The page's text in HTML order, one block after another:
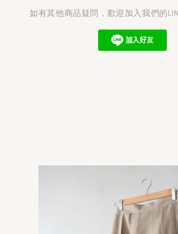
如有其他商品疑問，歡迎加入我們的